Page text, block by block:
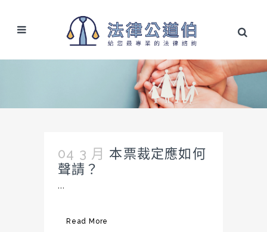
04 3 月 本票裁定應如何
聲請？
...
Read More